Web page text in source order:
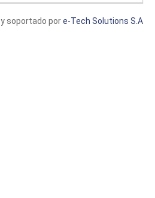
y soportado pore-Tech Solutions S.A